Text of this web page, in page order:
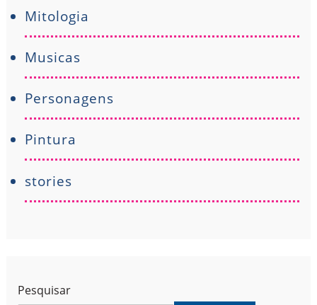
Mitologia
Musicas
Personagens
Pintura
stories
Pesquisar